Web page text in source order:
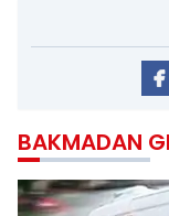
BAKMADAN